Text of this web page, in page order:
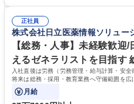
正社員
株式会社日立医薬情報ソリュー
【総務・人事】未経験歓迎
えるゼネラリストを目指す
入社直後は労務（労務管理・給与計算・安
将来は総務・採用・教育業務へ守備範囲を広
ます。
月給